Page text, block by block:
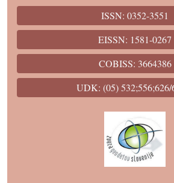
ISSN: 0352-3551
EISSN: 1581-0267
COBISS: 3664386
UDK: (05) 532;556;626/